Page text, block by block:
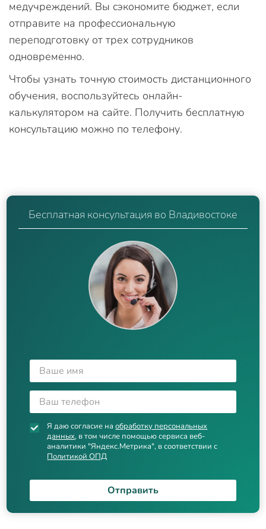
медучреждений. Вы сэкономите бюджет, если
отправите на профессиональную
переподготовку от трех сотрудников
одновременно.
Чтобы узнать точную стоимость дистанционного
обучения, воспользуйтесь онлайн-
калькулятором на сайте. Получить бесплатную
консультацию можно по телефону.
Бесплатная консультация во Владивостоке
Я даю согласие наобработку персональных
данных, в том числе помощью сервиса веб-
аналитики "Яндекс.Метрика", в соответствии с
Политикой ОПД
Отправить